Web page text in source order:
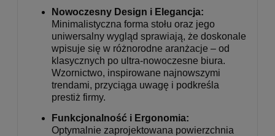
Nowoczesny Design i Elegancja:
Minimalistyczna forma stołu oraz jego
uniwersalny wygląd sprawiają, że doskonale
wpisuje się w różnorodne aranżacje – od
klasycznych po ultra-nowoczesne biura.
Wzornictwo, inspirowane najnowszymi
trendami, przyciąga uwagę i podkreśla
prestiż firmy.
Funkcjonalność i Ergonomia:
Optymalnie zaprojektowana powierzchnia